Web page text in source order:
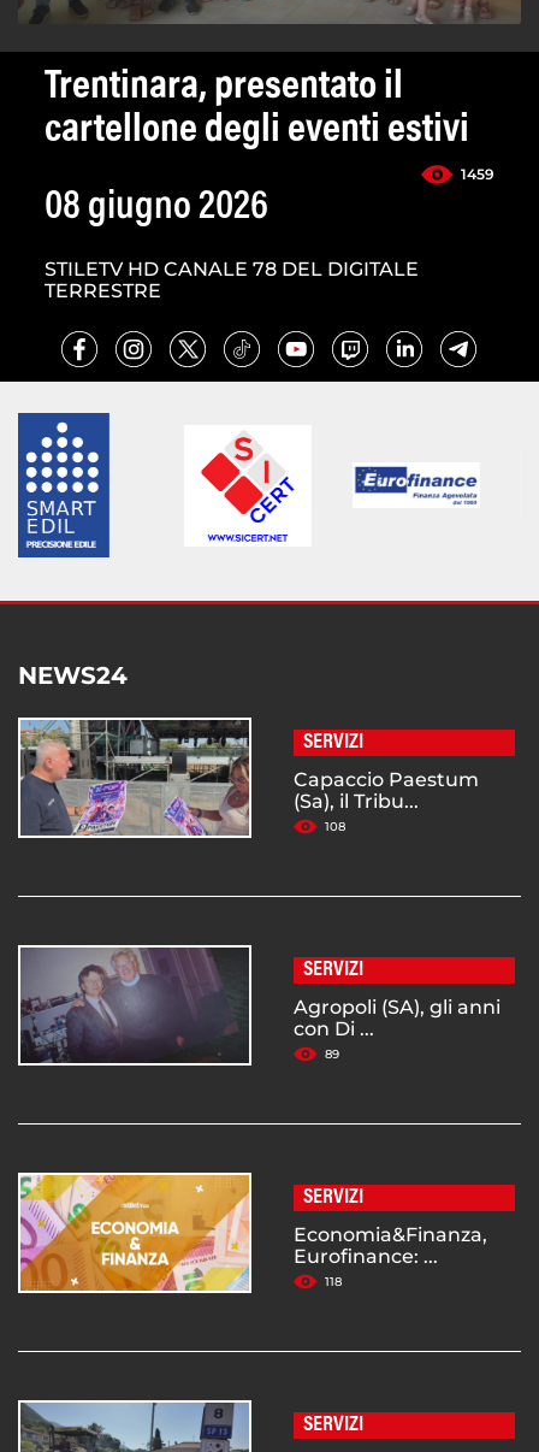
Trentinara, presentato il
cartellone degli eventi estivi
1459
08 giugno 2026
STILETV HD CANALE 78 DEL DIGITALE
TERRESTRE
NEWS24
SERVIZI
Capaccio Paestum
(Sa), il Tribu...
108
SERVIZI
Agropoli (SA), gli anni
con Di ...
89
SERVIZI
Economia&Finanza,
Eurofinance: ...
118
SERVIZI